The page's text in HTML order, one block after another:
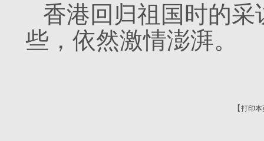
香港回归祖国时的
些，依然激情澎湃。
【 打印本